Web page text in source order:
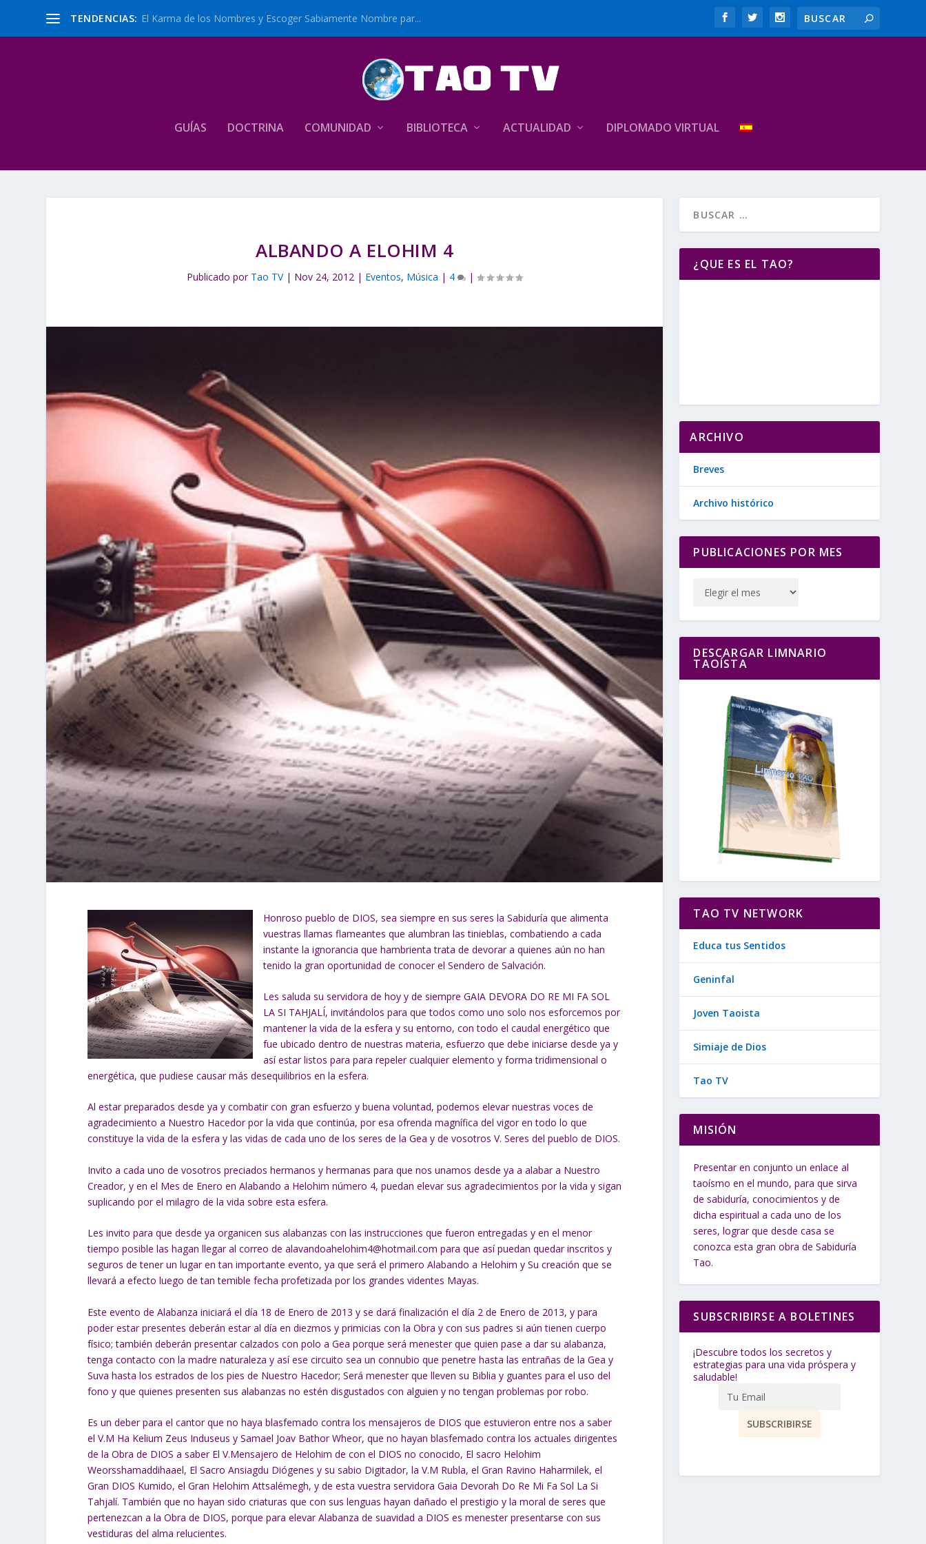
TENDENCIAS: El Karma de los Nombres y Escoger Sabiamente Nombre par...
GUÍAS DOCTRINA COMUNIDAD BIBLIOTECA ACTUALIDAD DIPLOMADO VIRTUAL
ALBANDO A ELOHIM 4
Publicado por Tao TV| Nov 24, 2012 | Eventos, Música | 4 |
Honroso pueblo de DIOS, sea siempre en sus seres la Sabiduría que alimenta
vuestras llamas flameantes que alumbran las tinieblas, combatiendo a cada
instante la ignorancia que hambrienta trata de devorar a quienes aún no han
tenido la gran oportunidad de conocer el Sendero de Salvación.
Les saluda su servidora de hoy y de siempre GAIA DEVORA DO RE MI FA SOL
LA SI TAHJALÍ, invitándolos para que todos como uno solo nos esforcemos por
mantener la vida de la esfera y su entorno, con todo el caudal energético que
fue ubicado dentro de nuestras materia, esfuerzo que debe iniciarse desde ya y
así estar listos para para repeler cualquier elemento y forma tridimensional o
energética, que pudiese causar más desequilibrios en la esfera.
Al estar preparados desde ya y combatir con gran esfuerzo y buena voluntad, podemos elevar nuestras voces de
agradecimiento a Nuestro Hacedor por la vida que continúa, por esa ofrenda magnífica del vigor en todo lo que
constituye la vida de la esfera y las vidas de cada uno de los seres de la Gea y de vosotros V. Seres del pueblo de DIOS.
Invito a cada uno de vosotros preciados hermanos y hermanas para que nos unamos desde ya a alabar a Nuestro
Creador, y en el Mes de Enero en Alabando a Helohim número 4, puedan elevar sus agradecimientos por la vida y sigan
suplicando por el milagro de la vida sobre esta esfera.
Les invito para que desde ya organicen sus alabanzas con las instrucciones que fueron entregadas y en el menor
tiempo posible las hagan llegar al correo de alavandoahelohim4@hotmail.com para que así puedan quedar inscritos y
seguros de tener un lugar en tan importante evento, ya que será el primero Alabando a Helohim y Su creación que se
llevará a efecto luego de tan temible fecha profetizada por los grandes videntes Mayas.
Este evento de Alabanza iniciará el día 18 de Enero de 2013 y se dará finalización el día 2 de Enero de 2013, y para
poder estar presentes deberán estar al día en diezmos y primicias con la Obra y con sus padres si aún tienen cuerpo
físico; también deberán presentar calzados con polo a Gea porque será menester que quien pase a dar su alabanza,
tenga contacto con la madre naturaleza y así ese circuito sea un connubio que penetre hasta las entrañas de la Gea y
Suva hasta los estrados de los pies de Nuestro Hacedor; Será menester que lleven su Biblia y guantes para el uso del
fono y que quienes presenten sus alabanzas no estén disgustados con alguien y no tengan problemas por robo.
Es un deber para el cantor que no haya blasfemado contra los mensajeros de DIOS que estuvieron entre nos a saber
el V.M Ha Kelium Zeus Induseus y Samael Joav Bathor Wheor, que no hayan blasfemado contra los actuales dirigentes
de la Obra de DIOS a saber El V.Mensajero de Helohim de con el DIOS no conocido, El sacro Helohim
Weorsshamaddihaael, El Sacro Ansiagdu Diógenes y su sabio Digitador, la V.M Rubla, el Gran Ravino Haharmilek, el
Gran DIOS Kumido, el Gran Helohim Attsalémegh, y de esta vuestra servidora Gaia Devorah Do Re Mi Fa Sol La Si
Tahjalí. También que no hayan sido criaturas que con sus lenguas hayan dañado el prestigio y la moral de seres que
pertenezcan a la Obra de DIOS, porque para elevar Alabanza de suavidad a DIOS es menester presentarse con sus
vestiduras del alma relucientes.
¿QUE ES EL TAO?
ARCHIVO
Breves
Archivo histórico
PUBLICACIONES POR MES
DESCARGAR LIMNARIO
TAOÍSTA
TAO TV NETWORK
Educa tus Sentidos
Geninfal
Joven Taoista
Simiaje de Dios
Tao TV
MISIÓN
Presentar en conjunto un enlace al
taoísmo en el mundo, para que sirva
de sabiduría, conocimientos y de
dicha espiritual a cada uno de los
seres, lograr que desde casa se
conozca esta gran obra de Sabiduría
Tao.
SUBSCRIBIRSE A BOLETINES
¡Descubre todos los secretos y
estrategias para una vida próspera y
saludable!